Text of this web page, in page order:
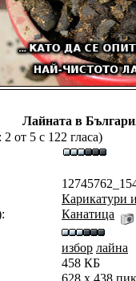
Лайната в
от 5 с 122 гласа)
Карикатури
Канатица
избор лайна
458 КБ
628 x 438